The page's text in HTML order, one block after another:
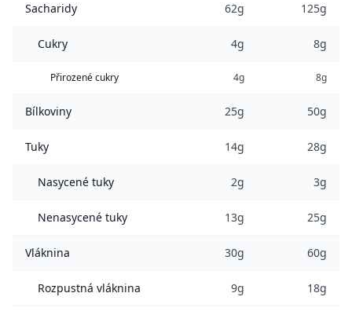
Sacharidy 62g 125g
Cukry 4g 8g
Přirozené cukry 4g 8g
Bílkoviny 25g 50g
Tuky 14g 28g
Nasycené tuky 2g 3g
Nenasycené tuky 13g 25g
Vláknina 30g 60g
Rozpustná vláknina 9g 18g